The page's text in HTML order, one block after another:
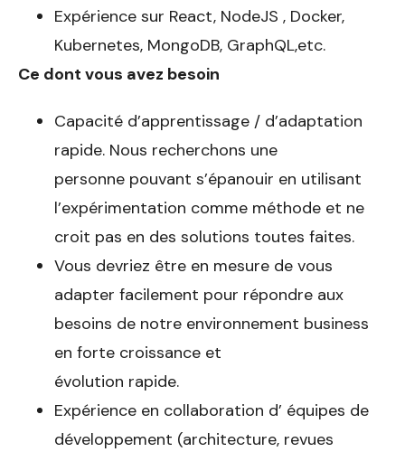
Expérience sur React, NodeJS , Docker,
Kubernetes, MongoDB, GraphQL,etc.
Ce dont vous avez besoin
Capacité d’apprentissage / d’adaptation
rapide. Nous recherchons une
personne pouvant s’épanouir en utilisant
l’expérimentation comme méthode et ne
croit pas en des solutions toutes faites.
Vous devriez être en mesure de vous
adapter facilement pour répondre aux
besoins de notre environnement business
en forte croissance et
évolution rapide.
Expérience en collaboration d’ équipes de
développement (architecture, revues